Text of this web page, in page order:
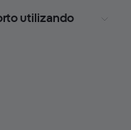
utilizando